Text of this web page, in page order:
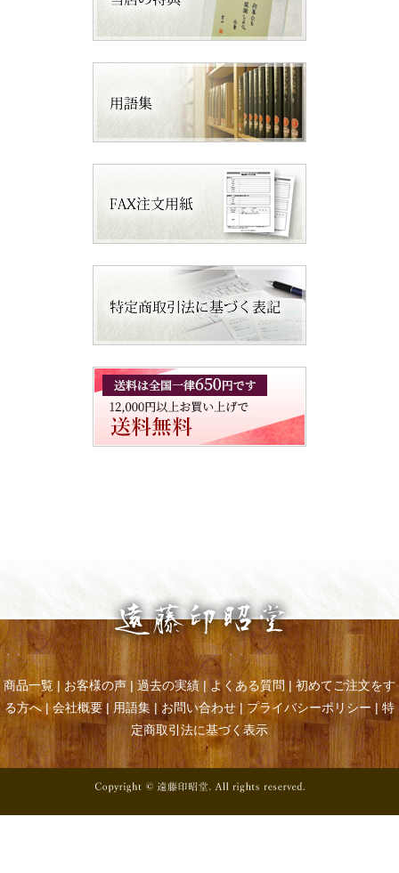
商品一覧 |お客様の声|過去の実績|よくある質問|初めてご注文をす
る方へ |会社概要|用語集| お問い合わせ| プライバシーポリシー|特
定商取引法に基づく表示